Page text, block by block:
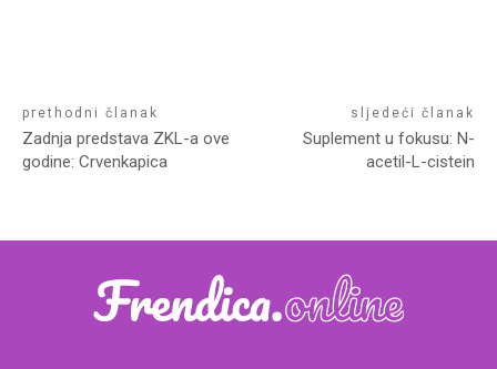
prethodni članak
Zadnja predstava ZKL-a ove
godine: Crvenkapica
sljedeći članak
Suplement u fokusu: N-
acetil-L-cistein